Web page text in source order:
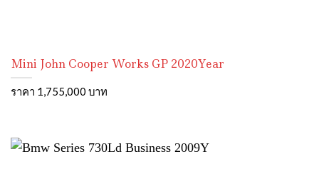
Mini John Cooper Works GP 2020Year
ราคา 1,755,000 บาท